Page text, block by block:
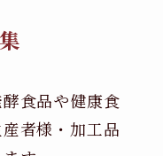
食品や健康食
者様・加工品